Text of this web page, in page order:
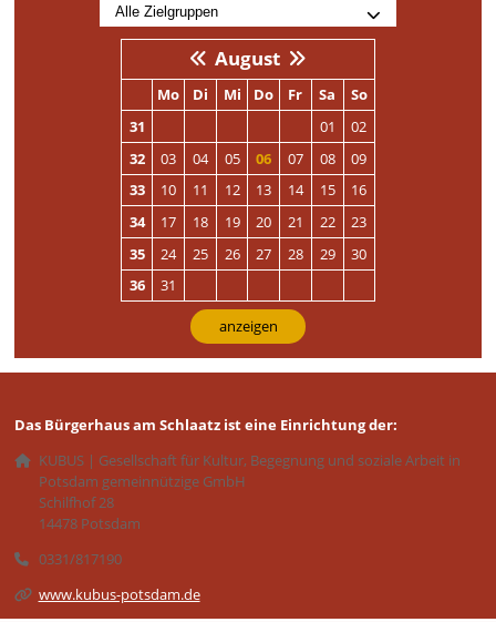
August
Mo Di Mi Do Fr Sa
So
31
01
02
32
03 04 05 06 07 08
09
33
10 11 12 13 14 15
16
34
17 18 19 20 21 22
23
35
24 25 26 27 28 29
30
36
31
anzeigen
Das Bürgerhaus am Schlaatz ist eine Einrichtung der:
KUBUS | Gesellschaft für Kultur, Begegnung und soziale Arbeit in
Potsdam gemeinnützige GmbH
Schilfhof 28
14478 Potsdam
0331/817190
www.kubus-potsdam.de